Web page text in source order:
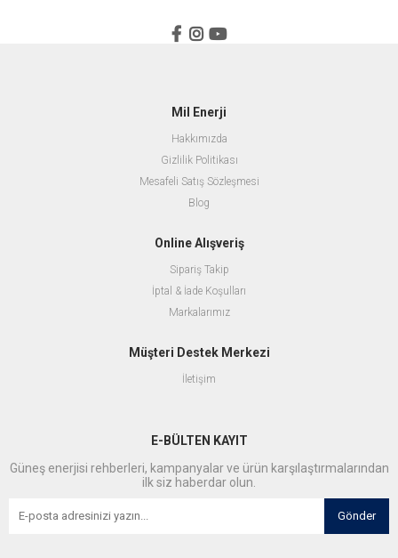
Mil Enerji
Hakkımızda
Gizlilik Politikası
Mesafeli Satış Sözleşmesi
Blog
Online Alışveriş
Sipariş Takip
İptal & İade Koşulları
Markalarımız
Müşteri Destek Merkezi
İletişim
E-BÜLTEN KAYIT
Güneş enerjisi rehberleri, kampanyalar ve ürün karşılaştırmalarından
ilk siz haberdar olun.
Gönder